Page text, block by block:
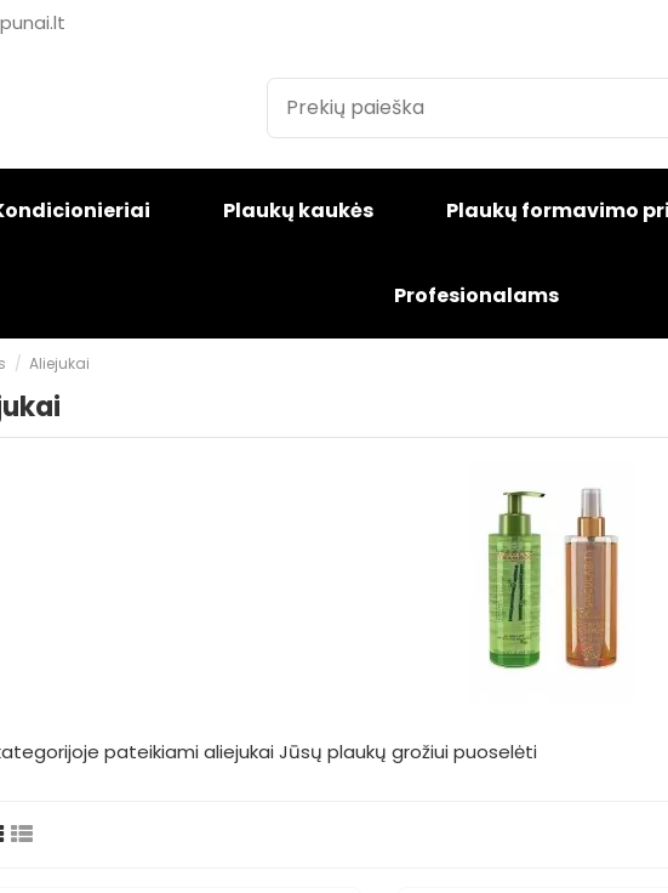
Plaukų kaukės Plaukų formavimo
Profesionalams
Aliejukai
pateikiami aliejukai Jūsų plaukų grožiui puoselėti